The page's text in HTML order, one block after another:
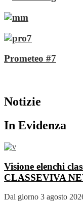
Prometeo #7
Notizie
In Evidenza
Visione elenchi
CLASSEVIVA
Dal giorno 3 agosto